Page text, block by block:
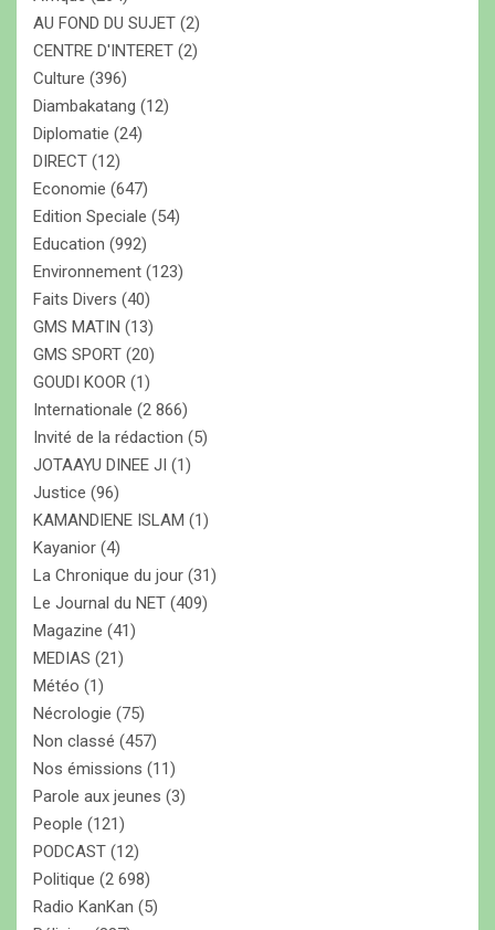
AU FOND DU SUJET (2)
CENTRE D'INTERET (2)
Culture (396)
Diambakatang (12)
Diplomatie (24)
DIRECT (12)
Economie (647)
Edition Speciale (54)
Education (992)
Environnement (123)
Faits Divers (40)
GMS MATIN (13)
GMS SPORT (20)
GOUDI KOOR (1)
Internationale (2 866)
Invité de la rédaction (5)
JOTAAYU DINEE JI (1)
Justice (96)
KAMANDIENE ISLAM (1)
Kayanior (4)
La Chronique du jour (31)
Le Journal du NET (409)
Magazine (41)
MEDIAS (21)
Météo (1)
Nécrologie (75)
Non classé (457)
Nos émissions (11)
Parole aux jeunes (3)
People (121)
PODCAST (12)
Politique (2 698)
Radio KanKan (5)